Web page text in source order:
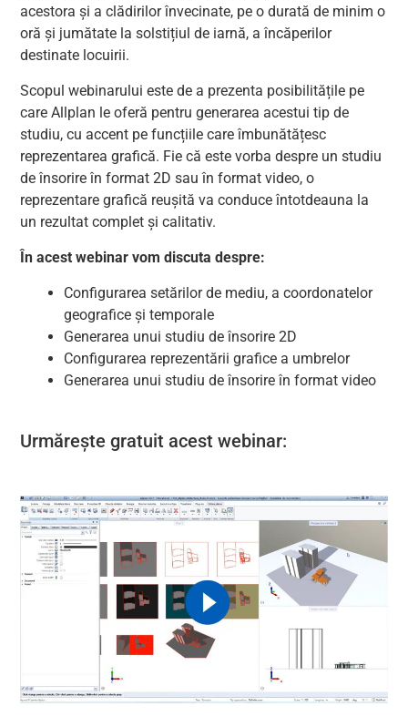
acestora și a clădirilor învecinate, pe o durată de minim o
oră și jumătate la solstițiul de iarnă, a încăperilor
destinate locuirii.
Scopul webinarului este de a prezenta posibilitățile pe
care Allplan le oferă pentru generarea acestui tip de
studiu, cu accent pe funcțiile care îmbunătățesc
reprezentarea grafică. Fie că este vorba despre un studiu
de însorire în format 2D sau în format video, o
reprezentare grafică reușită va conduce întotdeauna la
un rezultat complet și calitativ.
În acest webinar vom discuta despre:
Configurarea setărilor de mediu, a coordonatelor
geografice și temporale
Generarea unui studiu de însorire 2D
Configurarea reprezentării grafice a umbrelor
Generarea unui studiu de însorire în format video
Urmărește gratuit acest webinar: